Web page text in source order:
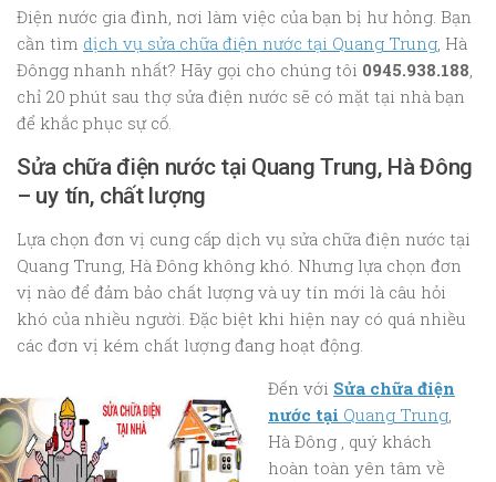
Điện nước gia đình, nơi làm việc của bạn bị hư hỏng. Bạn
cần tìm dịch vụ sửa chữa điện nước tại Quang Trung, Hà
Đôngg nhanh nhất? Hãy gọi cho chúng tôi 0945.938.188,
chỉ 20 phút sau thợ sửa điện nước sẽ có mặt tại nhà bạn
để khắc phục sự cố.
Sửa chữa điện nước tại Quang Trung, Hà Đông
– uy tín, chất lượng
Lựa chọn đơn vị cung cấp dịch vụ sửa chữa điện nước tại
Quang Trung, Hà Đông không khó. Nhưng lựa chọn đơn
vị nào để đảm bảo chất lượng và uy tín mới là câu hỏi
khó của nhiều người. Đặc biệt khi hiện nay có quá nhiều
các đơn vị kém chất lượng đang hoạt động.
Đến với Sửa chữa điện
nước tại Quang Trung,
Hà Đông , quý khách
hoàn toàn yên tâm về